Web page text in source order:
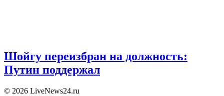
Шойгу переизбран на должность:
Путин поддержал
© 2026 LiveNews24.ru